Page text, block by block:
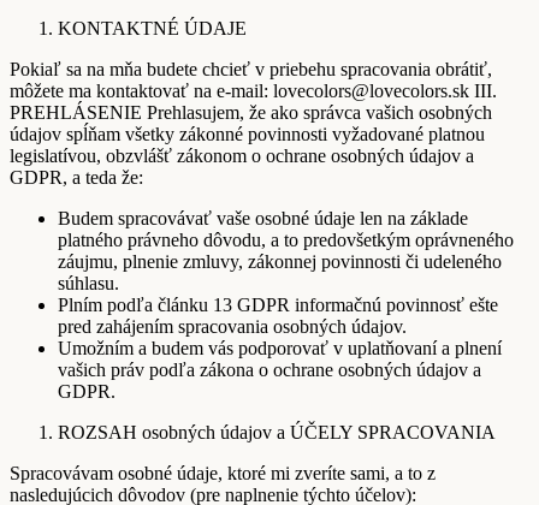
KONTAKTNÉ ÚDAJE
Pokiaľ sa na mňa budete chcieť v priebehu spracovania obrátiť,
môžete ma kontaktovať na e-mail: lovecolors@lovecolors.sk III.
PREHLÁSENIE Prehlasujem, že ako správca vašich osobných
údajov spĺňam všetky zákonné povinnosti vyžadované platnou
legislatívou, obzvlášť zákonom o ochrane osobných údajov a
GDPR, a teda že:
Budem spracovávať vaše osobné údaje len na základe
platného právneho dôvodu, a to predovšetkým oprávneného
záujmu, plnenie zmluvy, zákonnej povinnosti či udeleného
súhlasu.
Plním podľa článku 13 GDPR informačnú povinnosť ešte
pred zahájením spracovania osobných údajov.
Umožním a budem vás podporovať v uplatňovaní a plnení
vašich práv podľa zákona o ochrane osobných údajov a
GDPR.
ROZSAH osobných údajov a ÚČELY SPRACOVANIA
Spracovávam osobné údaje, ktoré mi zveríte sami, a to z
nasledujúcich dôvodov (pre naplnenie týchto účelov):